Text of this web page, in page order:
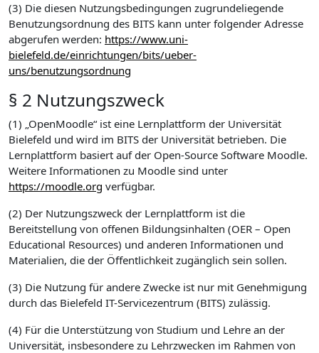
(3) Die diesen Nutzungsbedingungen zugrundeliegende
Benutzungsordnung des BITS kann unter folgender Adresse
abgerufen werden: https://www.uni-
bielefeld.de/einrichtungen/bits/ueber-
uns/benutzungsordnung
§ 2 Nutzungszweck
(1) „OpenMoodle“ ist eine Lernplattform der Universität
Bielefeld und wird im BITS der Universität betrieben. Die
Lernplattform basiert auf der Open-Source Software Moodle.
Weitere Informationen zu Moodle sind unter
https://moodle.org verfügbar.
(2) Der Nutzungszweck der Lernplattform ist die
Bereitstellung von offenen Bildungsinhalten (OER – Open
Educational Resources) und anderen Informationen und
Materialien, die der Öffentlichkeit zugänglich sein sollen.
(3) Die Nutzung für andere Zwecke ist nur mit Genehmigung
durch das Bielefeld IT-Servicezentrum (BITS) zulässig.
(4) Für die Unterstützung von Studium und Lehre an der
Universität, insbesondere zu Lehrzwecken im Rahmen von